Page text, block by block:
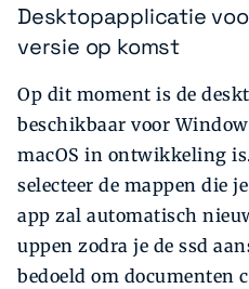
Desktopapplicatie
versie op komst
Op dit moment is de
beschikbaar voor
macOS in ontwikkeling
selecteer de mappen die
app zal automatisch
uppen zodra je de ssd
bedoeld om documenten